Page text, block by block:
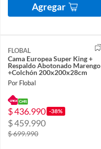
Agregar
FLOBAL
Cama Europea Super King +
Respaldo Abotonado Marengo
+Colchón 200x200x28cm
Por Flobal
$ 436.990 -38%
$ 459.990
$ 699.990